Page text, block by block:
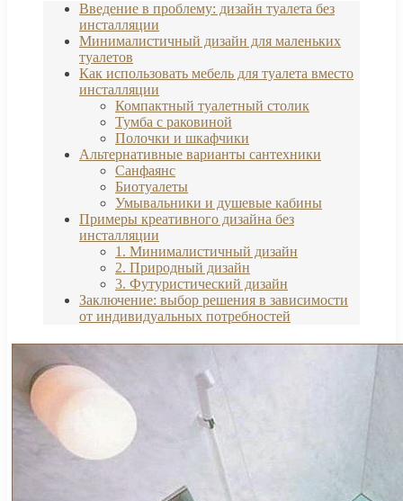
Введение в проблему: дизайн туалета без
инсталляции
Минималистичный дизайн для маленьких
туалетов
Как использовать мебель для туалета вместо
инсталляции
Компактный туалетный столик
Тумба с раковиной
Полочки и шкафчики
Альтернативные варианты сантехники
Санфаянс
Биотуалеты
Умывальники и душевые кабины
Примеры креативного дизайна без
инсталляции
1. Минималистичный дизайн
2. Природный дизайн
3. Футуристический дизайн
Заключение: выбор решения в зависимости
от индивидуальных потребностей